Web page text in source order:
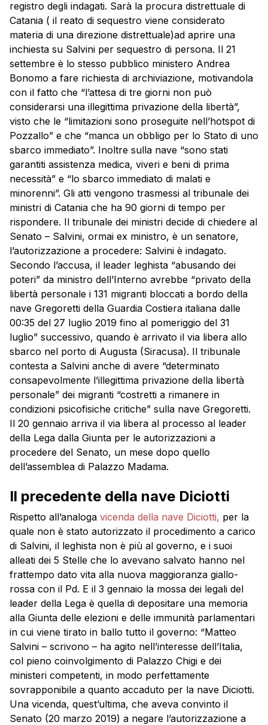
registro degli indagati. Sarà la procura distrettuale di
Catania ( il reato di sequestro viene considerato
materia di una direzione distrettuale)ad aprire una
inchiesta su Salvini per sequestro di persona. Il 21
settembre è lo stesso pubblico ministero Andrea
Bonomo a fare richiesta di archiviazione, motivandola
con il fatto che “l’attesa di tre giorni non può
considerarsi una illegittima privazione della libertà”,
visto che le “limitazioni sono proseguite nell’hotspot di
Pozzallo” e che “manca un obbligo per lo Stato di uno
sbarco immediato”. Inoltre sulla nave “sono stati
garantiti assistenza medica, viveri e beni di prima
necessità” e “lo sbarco immediato di malati e
minorenni”. Gli atti vengono trasmessi al tribunale dei
ministri di Catania che ha 90 giorni di tempo per
rispondere. Il tribunale dei ministri decide di chiedere al
Senato – Salvini, ormai ex ministro, è un senatore,
l’autorizzazione a procedere: Salvini è indagato.
Secondo l’accusa, il leader leghista “abusando dei
poteri” da ministro dell’Interno avrebbe “privato della
libertà personale i 131 migranti bloccati a bordo della
nave Gregoretti della Guardia Costiera italiana dalle
00:35 del 27 luglio 2019 fino al pomeriggio del 31
luglio” successivo, quando è arrivato il via libera allo
sbarco nel porto di Augusta (Siracusa). Il tribunale
contesta a Salvini anche di avere “determinato
consapevolmente l’illegittima privazione della libertà
personale” dei migranti “costretti a rimanere in
condizioni psicofisiche critiche” sulla nave Gregoretti.
Il 20 gennaio arriva il via libera al processo al leader
della Lega dalla Giunta per le autorizzazioni a
procedere del Senato, un mese dopo quello
dell’assemblea di Palazzo Madama.
Il precedente della nave Diciotti
Rispetto all’analoga vicenda della nave Diciotti, per la
quale non è stato autorizzato il procedimento a carico
di Salvini, il leghista non è più al governo, e i suoi
alleati dei 5 Stelle che lo avevano salvato hanno nel
frattempo dato vita alla nuova maggioranza giallo-
rossa con il Pd. E il 3 gennaio la mossa dei legali del
leader della Lega è quella di depositare una memoria
alla Giunta delle elezioni e delle immunità parlamentari
in cui viene tirato in ballo tutto il governo: “Matteo
Salvini – scrivono – ha agito nell’interesse dell’Italia,
col pieno coinvolgimento di Palazzo Chigi e dei
ministeri competenti, in modo perfettamente
sovrapponibile a quanto accaduto per la nave Diciotti.
Una vicenda, quest’ultima, che aveva convinto il
Senato (20 marzo 2019) a negare l’autorizzazione a